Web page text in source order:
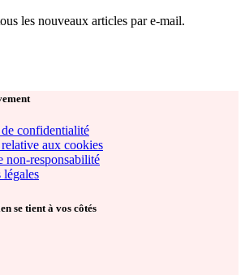
les nouveaux articles par e-mail.
confidentialité
aux cookies
non-responsabilité
se tient à vos côtés